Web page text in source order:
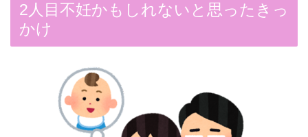
2人目不妊かもしれないと思ったきっ
かけ